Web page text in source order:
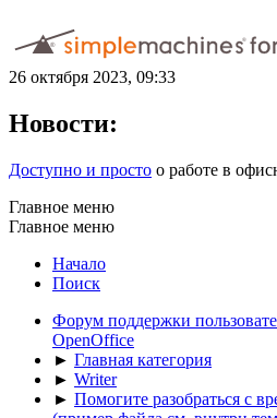
26 октября 2023, 09:33
Новости:
Доступно и просто о работе в
Главное меню
Главное меню
Начало
Поиск
Форум поддержки
OpenOffice
► Главная категория
► Writer
► Помогите разобраться с